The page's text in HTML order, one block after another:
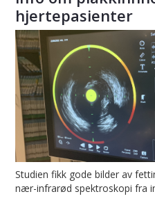
hjertepasienter
Studien fikk gode bilder av
nær-infrarød spektroskopi fra